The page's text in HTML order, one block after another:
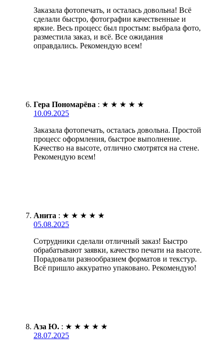
Заказала фотопечать, и осталась довольна! Всё
сделали быстро, фотографии качественные и
яркие. Весь процесс был простым: выбрала фото,
разместила заказ, и всё. Все ожидания
оправдались. Рекомендую всем!
Гера Пономарёва : ★ ★ ★ ★ ★
10.09.2025
Заказала фотопечать, осталась довольна. Простой
процесс оформления, быстрое выполнение.
Качество на высоте, отлично смотрятся на стене.
Рекомендую всем!
Анита : ★ ★ ★ ★ ★
05.08.2025
Сотрудники сделали отличный заказ! Быстро
обрабатывают заявки, качество печати на высоте.
Порадовали разнообразием форматов и текстур.
Всё пришло аккуратно упаковано. Рекомендую!
Аза Ю. : ★ ★ ★ ★ ★
28.07.2025